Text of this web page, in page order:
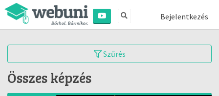
Bejelentkezés
Szűrés
Összes képzés